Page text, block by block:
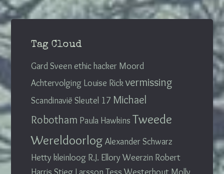
Tag Cloud
Gard Sveenethic hacker Moord
Achtervolging Louise Rickvermissing
Scandinavië Sleutel 17 Michael
Robotham Paula Hawkins Tweede
Wereldoorlog Alexander Schwarz
Hetty kleinloog R.J. Ellory Weerzin Robert